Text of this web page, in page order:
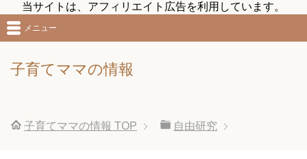
当サイトは、アフィリエイト広告を利用しています。
子育てママの情報
メニュー
子育てママの情報 TOP 自由研究